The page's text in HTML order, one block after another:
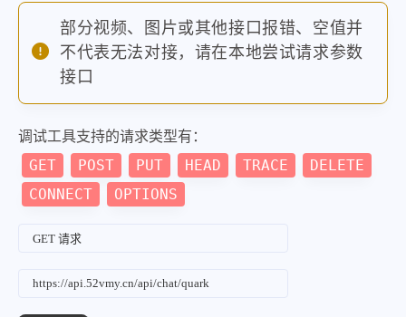
部分视频、图片或其他接口报错、空值并
不代表无法对接，请在本地尝试请求参数
接口
调试工具支持的请求类型有：
GET POST PUT HEAD TRACE
DELETE
CONNECT
OPTIONS